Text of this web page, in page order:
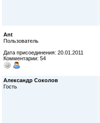
Ant
Пользователь
Дата присоединения: 20.01.2011
Комментарии: 54
Александр Соколов
Гость